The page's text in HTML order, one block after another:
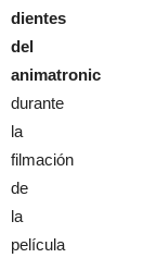
dientes
del
animatronic
durante
la
filmación
de
la
película